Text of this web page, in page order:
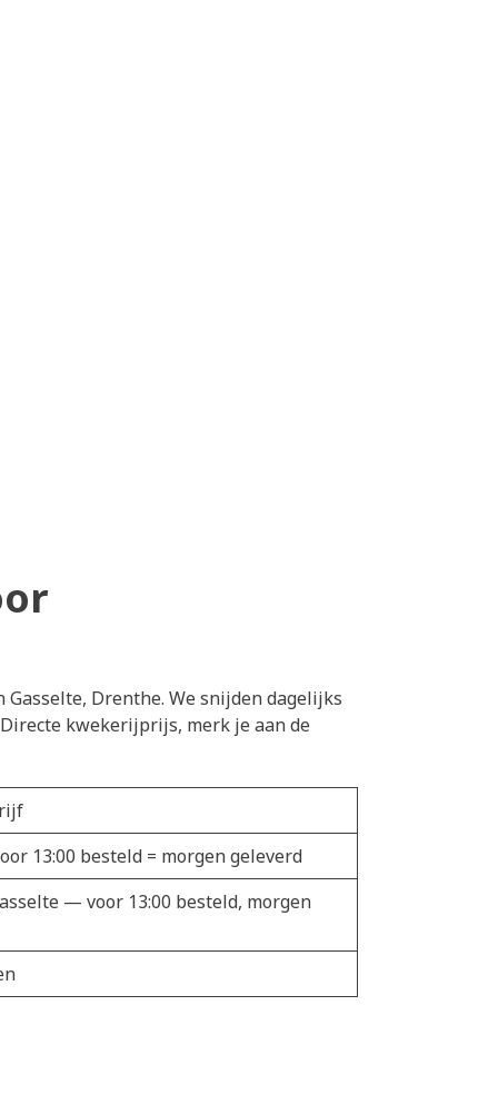
Drenthe. We snijden dagelijks
kwekerijprijs, merk je aan de
13:00 besteld = morgen geleverd
— voor 13:00 besteld, morgen